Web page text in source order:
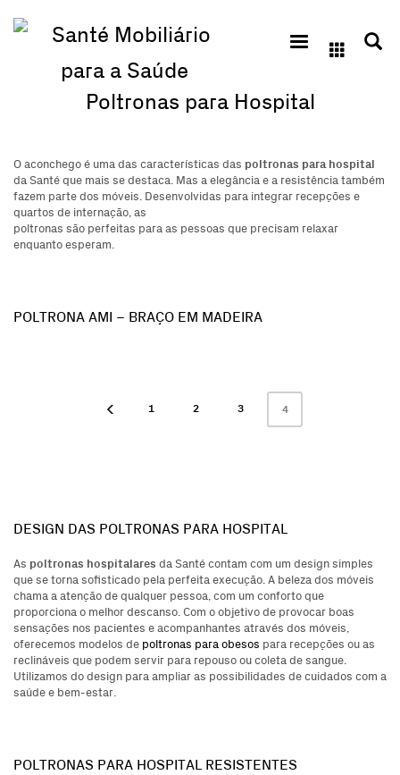
Poltronas para Hospital
O aconchego é uma das características das poltronas para hospital
da Santé que mais se destaca. Mas a elegância e a resistência também
fazem parte dos móveis. Desenvolvidas para integrar recepções e
quartos de internação, as
poltronas são perfeitas para as pessoas que precisam relaxar
enquanto esperam.
POLTRONA AMI – BRAÇO EM MADEIRA
1 2 3 4
DESIGN DAS POLTRONAS PARA HOSPITAL
As poltronas hospitalares da Santé contam com um design simples
que se torna sofisticado pela perfeita execução. A beleza dos móveis
chama a atenção de qualquer pessoa, com um conforto que
proporciona o melhor descanso. Com o objetivo de provocar boas
sensações nos pacientes e acompanhantes através dos móveis,
oferecemos modelos de poltronas para obesos para recepções ou as
reclináveis que podem servir para repouso ou coleta de sangue.
Utilizamos do design para ampliar as possibilidades de cuidados com a
saúde e bem-estar.
POLTRONAS PARA HOSPITAL RESISTENTES